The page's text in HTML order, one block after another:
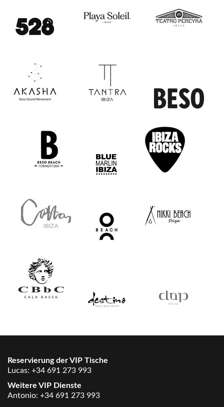
Reservierung der VIP Tische
Lucas: +34 691 273 993
Weitere VIP Dienste
Antonio: +34 691 273 993